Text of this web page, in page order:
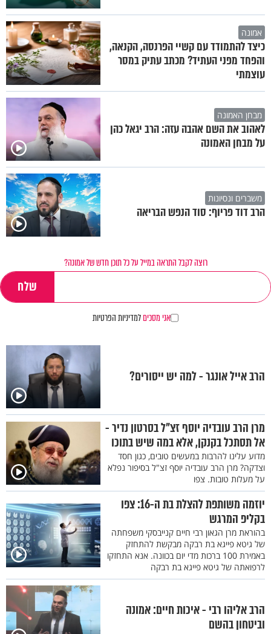
אמונה
כיצד להתמודד עם קשיי הפרנסה, הקנאה,
והפחד מפני העתיד? מכתב עתיק במסר
עוצמתי
מבחן האמונה
לאהוב את השם אהבה עזה: הרב יגאל כהן
על מבחן האמונה
משברים ונסיונות
הרב דוד פריוף: סוד הנפש הבריאה
רוצה לקבל התראה במייל על כל תוכן חדש של אמונה?
אני מסכיםלמדיניות הפרטיות
הרב אייל אונגר - למה יש ייסורים?
מרן הרב עובדיה יוסף זצ"ל בסרטון נדיר -
אל תסתכל בקנקן, אלא במה שיש בתוכו
מדוע עלינו להרבות במעשים טובים, כגון חסד
וצדקה? מרן הרב עובדיה יוסף זצ"ל בסיפור נפלא
על מעלות טובות. צפו
יוזמה משותפת להצלת בת ה-16: צפו
בקליפ המרגש
בהוראת מרן הגאון רבי חיים קנייבסקי משפחתה
של גיטא פייגא בת רבקה מבקשת להתחזק
באמירת 100 ברכות מדי יום בכוונה. אנא התחזקו
לרפואתה של גיטא פייגא בת רבקה
הרב אליהו רבי - איכות חיים: אמונה
וביטחון בהשם